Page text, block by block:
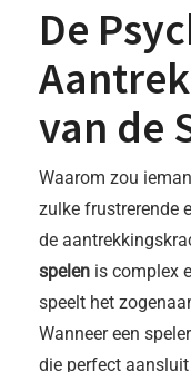
De
van de
Waarom zou
zulke frustrerende
de
spelen is complex
speelt het
Wanneer een
die perfect